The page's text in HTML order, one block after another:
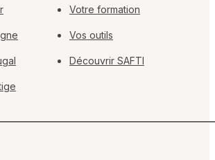
Votre formation
Vos outils
Découvrir SAFTI